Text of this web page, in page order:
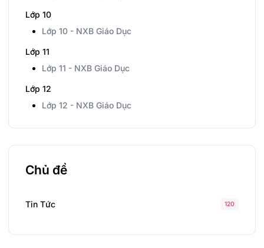
Lớp 10
Lớp 10 - NXB Giáo Dục
Lớp 11
Lớp 11 - NXB Giáo Dục
Lớp 12
Lớp 12 - NXB Giáo Dục
Chủ đề
Tin Tức 120